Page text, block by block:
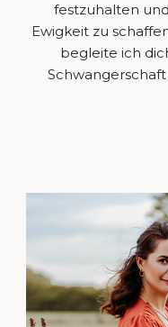
festzuhalten
Ewigkeit zu
begleite ich